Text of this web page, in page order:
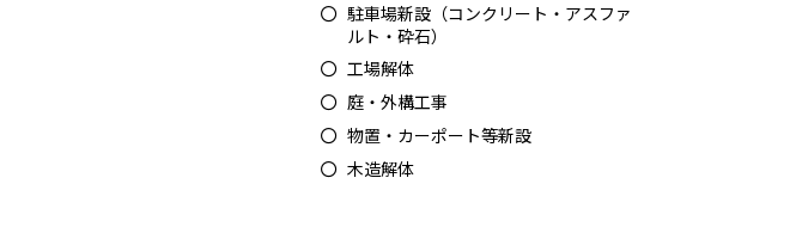
駐車場新設（コンクリート・アスファ
ルト・砕石）
工場解体
庭・外構工事
物置・カーポート等新設
木造解体